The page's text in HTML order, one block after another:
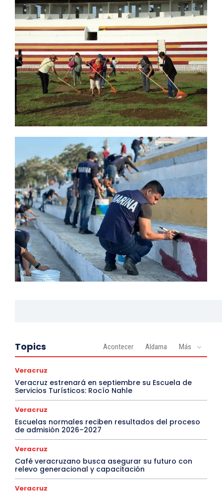
Topics Acontecer Aldama Más
Veracruz
Veracruz estrenará en septiembre su Escuela de
Servicios Turísticos: Rocío Nahle
Veracruz
Escuelas normales reciben resultados del proceso
de admisión 2026–2027
Veracruz
Café veracruzano busca asegurar su futuro con
relevo generacional y capacitación
Veracruz